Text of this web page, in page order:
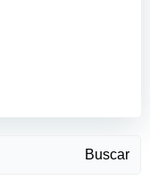
Buscar